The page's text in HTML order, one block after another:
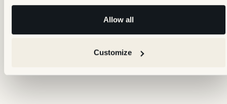
Allow all
Customize
seule photo fixe, animant le lever du soleil au coucher ou les